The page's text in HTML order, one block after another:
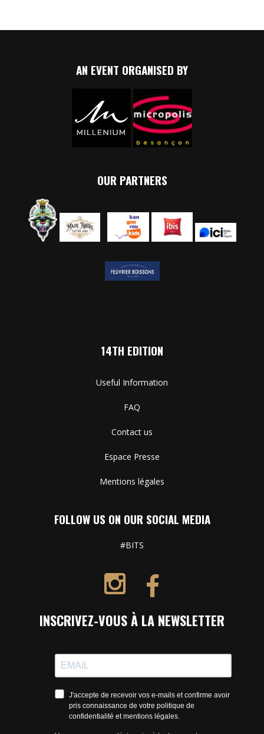
AN EVENT ORGANISED BY
OUR PARTNERS
14TH EDITION
Useful Information
FAQ
Contact us
Espace Presse
Mentions légales
FOLLOW US ON OUR SOCIAL MEDIA
#BITS
INSCRIVEZ-VOUS À LA NEWSLETTER
J'accepte de recevoir vos e-mails et confirme avoir
pris connaissance de votre politique de
confidentialité et mentions légales.